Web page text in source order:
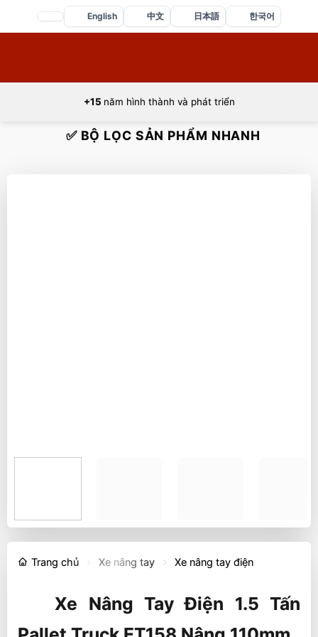
English 中文 日本語 한국어
+15 năm hình thành và phát triển
✅ BỘ LỌC SẢN PHẨM NHANH
Trang chủ Xe nâng tay Xe nâng tay điện
Xe Nâng Tay Điện 1.5 Tấn